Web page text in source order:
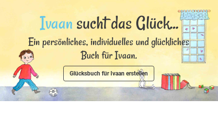
Ivaansucht das Glück...
Ein persönliches, individuelles und glückliches
Buch für Ivaan.
Glücksbuch für Ivaan erstellen